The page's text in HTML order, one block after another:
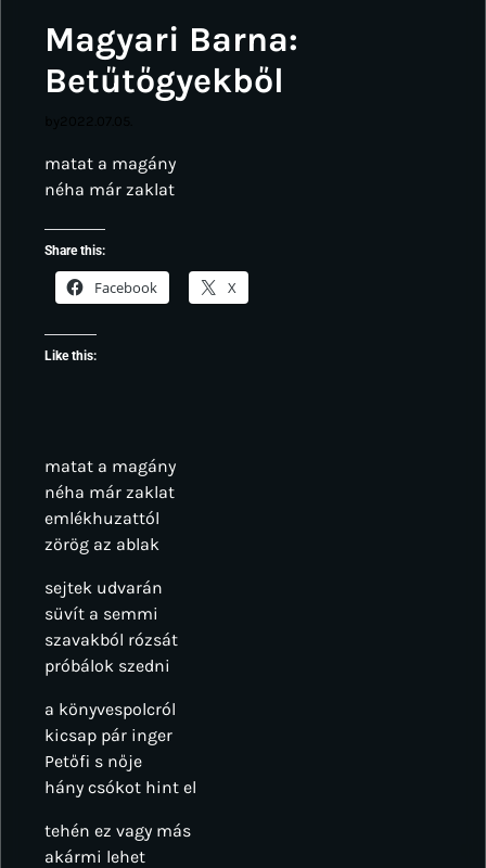
Magyari Barna:
Betűtőgyekből
matat a magány
néha már zaklat
Share this:
Facebook X
Like this:
matat a magány
néha már zaklat
emlékhuzattól
zörög az ablak
sejtek udvarán
süvít a semmi
szavakból rózsát
próbálok szedni
a könyvespolcról
kicsap pár inger
Petőfi s nője
hány csókot hint el
tehén ez vagy más
akármi lehet